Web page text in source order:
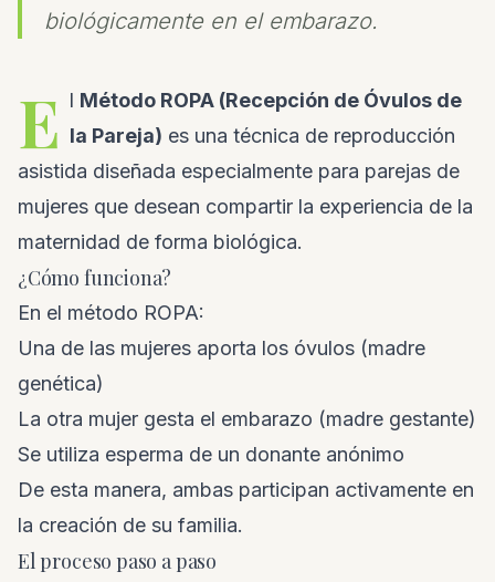
biológicamente en el embarazo.
E l Método ROPA (Recepción de Óvulos de
la Pareja) es una técnica de reproducción
asistida diseñada especialmente para parejas de
mujeres que desean compartir la experiencia de la
maternidad de forma biológica.
¿Cómo funciona?
En el método ROPA:
Una de las mujeres aporta los óvulos (madre
genética)
La otra mujer gesta el embarazo (madre gestante)
Se utiliza esperma de un donante anónimo
De esta manera, ambas participan activamente en
la creación de su familia.
El proceso paso a paso